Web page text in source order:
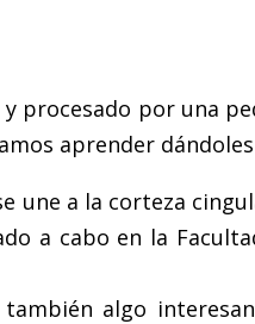
por una
aprender
une a la corteza
a cabo en la
algo